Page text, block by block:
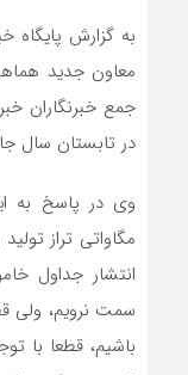
به گزارش پایگاه
معاون جدید
در تابستان سال
مگاواتی تراز
انتشار جداول
سمت نرویم، ولی
باشیم، قطعا با